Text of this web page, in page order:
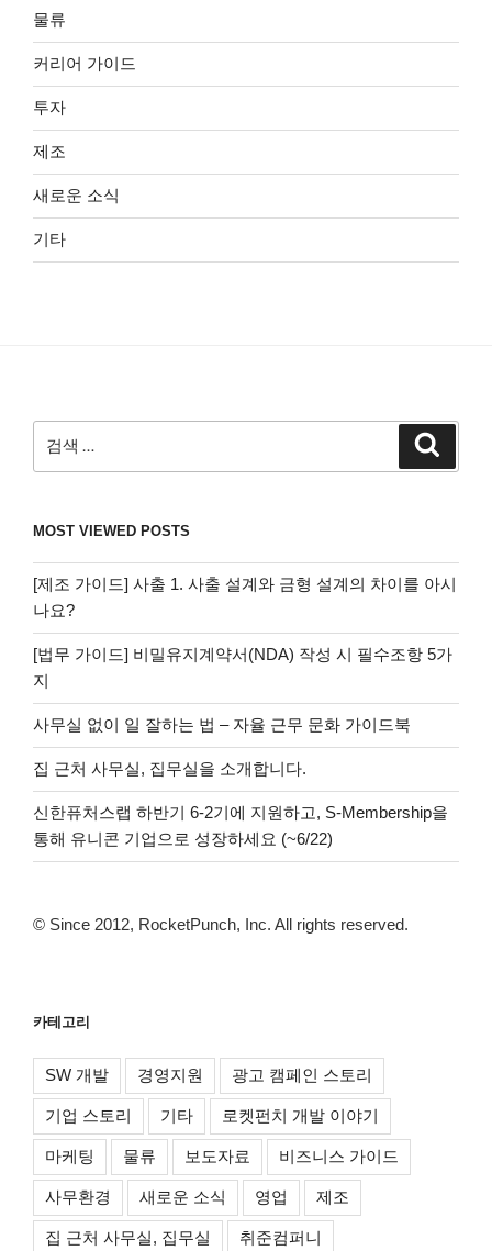
물류
커리어 가이드
투자
제조
새로운 소식
기타
색:
MOST VIEWED POSTS
[제조 가이드] 사출 1. 사출 설계와 금형 설계의 차이를 아시
나요?
[법무 가이드] 비밀유지계약서(NDA) 작성 시 필수조항 5가
지
사무실 없이 일 잘하는 법 – 자율 근무 문화 가이드북
집 근처 사무실, 집무실을 소개합니다.
신한퓨처스랩 하반기 6-2기에 지원하고, S-Membership을
통해 유니콘 기업으로 성장하세요 (~6/22)
© Since 2012, RocketPunch, Inc. All rights reserved.
카테고리
SW 개발 경영지원 광고 캠페인 스토리
기업 스토리 기타 로켓펀치 개발 이야기
마케팅 물류 보도자료 비즈니스 가이드
사무환경 새로운 소식 영업 제조
집 근처 사무실, 집무실 취준컴퍼니